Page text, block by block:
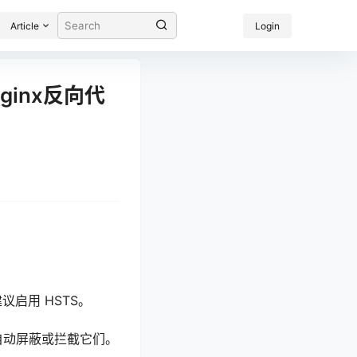
Article Login
反向代
启用 HSTS。
屏蔽或拦截它们。